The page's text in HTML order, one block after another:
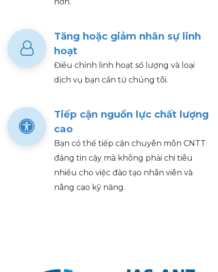
Tăng hoặc giảm nhân sự linh
hoạt
Điều chỉnh linh hoạt số lượng và loại
dịch vụ bạn cần từ chúng tôi.
Tiếp cận nguồn lực chất lượng
cao
Bạn có thể tiếp cận chuyên môn CNTT
đáng tin cậy mà không phải chi tiêu
nhiều cho việc đào tạo nhân viên và
nâng cao kỹ năng.